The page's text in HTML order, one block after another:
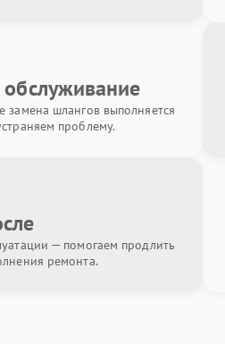
замена шлангов выполняется
проблему.
— помогаем продлить
ремонта.